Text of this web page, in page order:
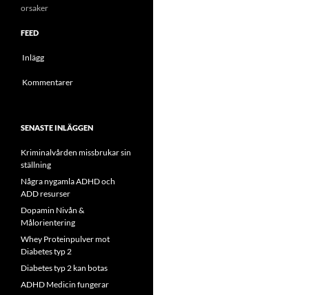
orsaker
FEED
Inlägg
Kommentarer
SENASTE INLÄGGEN
Kriminalvården missbrukar sin
ställning
Några nygamla ADHD och
ADD resurser
Dopamin Nivån &
Målorientering
Whey Proteinpulver mot
Diabetes typ 2
Diabetes typ 2 kan botas
ADHD Medicin fungerar